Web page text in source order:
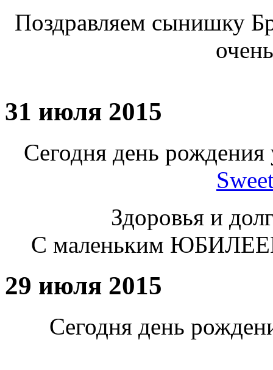
Поздравляем сынишку
31 июля 2015
Сегодня день
Здоровья и
С маленьким
29 июля 2015
Сегодня день